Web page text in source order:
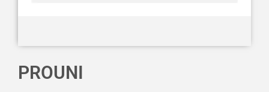
PROUNI